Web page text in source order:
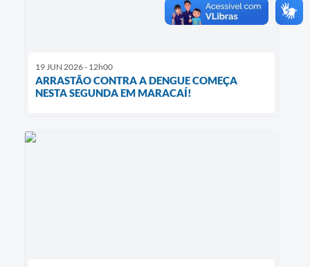
19 JUN 2026 - 12h00
ARRASTÃO CONTRA A DENGUE COMEÇA
NESTA SEGUNDA EM MARACAÍ!